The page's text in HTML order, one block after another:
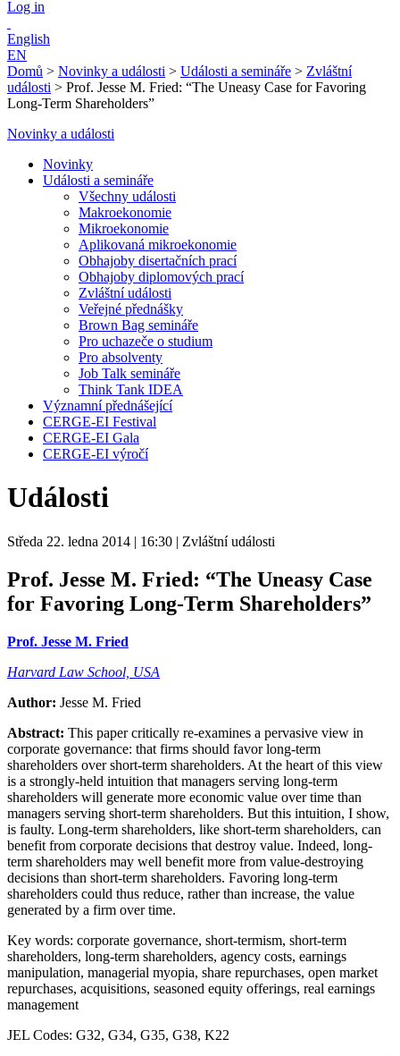
Log in
English
EN
Domů > Novinky a události > Události a semináře > Zvláštní
události > Prof. Jesse M. Fried: “The Uneasy Case for Favoring
Long-Term Shareholders”
Novinky a události
Novinky
Události a semináře
Všechny události
Makroekonomie
Mikroekonomie
Aplikovaná mikroekonomie
Obhajoby disertačních prací
Obhajoby diplomových prací
Zvláštní události
Veřejné přednášky
Brown Bag semináře
Pro uchazeče o studium
Pro absolventy
Job Talk semináře
Think Tank IDEA
Významní přednášející
CERGE-EI Festival
CERGE-EI Gala
CERGE-EI výročí
Události
Středa 22. ledna 2014 | 16:30 | Zvláštní události
Prof. Jesse M. Fried: “The Uneasy Case
for Favoring Long-Term Shareholders”
Prof. Jesse M. Fried
Harvard Law School, USA
Author: Jesse M. Fried
Abstract: This paper critically re-examines a pervasive view in
corporate governance: that firms should favor long-term
shareholders over short-term shareholders. At the heart of this view
is a strongly-held intuition that managers serving long-term
shareholders will generate more economic value over time than
managers serving short-term shareholders. But this intuition, I show,
is faulty. Long-term shareholders, like short-term shareholders, can
benefit from corporate decisions that destroy value. Indeed, long-
term shareholders may well benefit more from value-destroying
decisions than short-term shareholders. Favoring long-term
shareholders could thus reduce, rather than increase, the value
generated by a firm over time.
Key words: corporate governance, short-termism, short-term
shareholders, long-term shareholders, agency costs, earnings
manipulation, managerial myopia, share repurchases, open market
repurchases, acquisitions, seasoned equity offerings, real earnings
management
JEL Codes: G32, G34, G35, G38, K22